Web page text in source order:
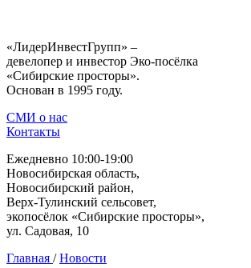
«ЛидерИнвестГрупп» –
девелопер и инвестор Эко-посёлка
«Сибирские просторы».
Основан в 1995 году.
СМИ о нас
Контакты
Ежедневно 10:00-19:00
Новосибирская область,
Новосибирский район,
Верх-Тулинский сельсовет,
экопосёлок «Сибирские просторы»,
ул. Садовая, 10
Главная / Новости